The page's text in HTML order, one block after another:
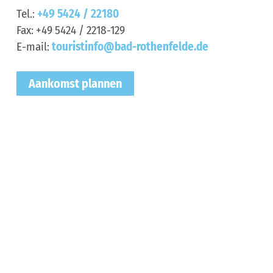
Tel.: +49 5424 / 22180
Fax: +49 5424 / 2218-129
E-mail: touristinfo@bad-rothenfelde.de
Aankomst plannen